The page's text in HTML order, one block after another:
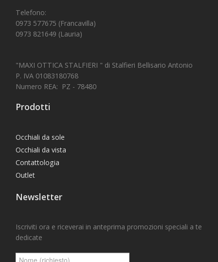
Telefono:
0973 577675 (Francavilla)
0973 821649 (Lauria)
"MAXI OTTICA STALFIERI " di Stalfieri Bellisario Antonio
P. IVA 01083180768
Numero REA: PZ - 78480
Prodotti
Occhiali da sole
Occhiali da vista
Contattologia
Outlet
Newsletter
Iscriviti ora e riceverai in anteprima promozioni speciali a te
dedicate